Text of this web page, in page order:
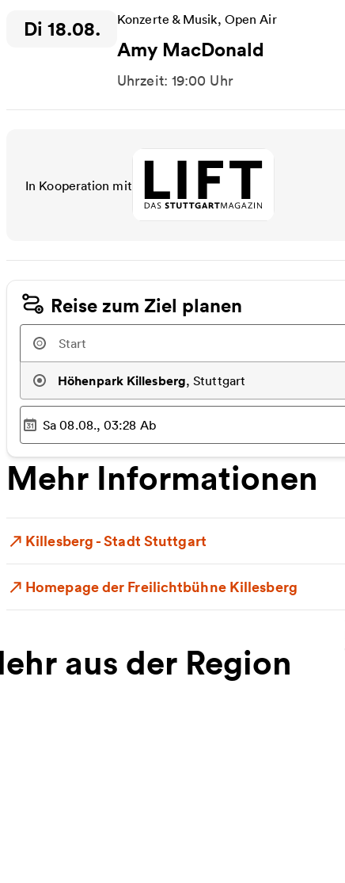
Zeitpunkt der Veranstaltung:
Di 18.08. Konzerte & Musik, Open Air
Amy MacDonald
Uhrzeit: 19:00 Uhr
In Kooperation mit
LIFT - Das Stuttgartmagazin
Reise zum Ziel planen
Höhenpark Killesberg,Stuttgart
Ausgewählter Zeitpunkt
Sa 08.08., 03:28 Ab
Mehr Informationen
Killesberg - Stadt Stuttgart
Homepage der Freilichtbühne Killesberg
aus der Region